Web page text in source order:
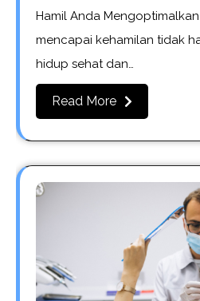
Hamil Anda
mencapai kehamilan tidak
hidup sehat dan…
Read More